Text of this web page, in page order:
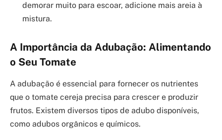
demorar muito para escoar, adicione mais areia à
mistura.
A Importância da Adubação: Alimentando
o Seu Tomate
A adubação é essencial para fornecer os nutrientes
que o tomate cereja precisa para crescer e produzir
frutos. Existem diversos tipos de adubo disponíveis,
como adubos orgânicos e químicos.